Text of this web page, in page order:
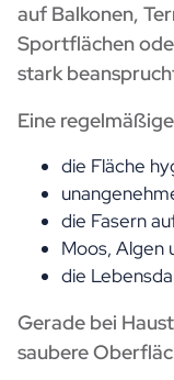
auf Balkonen,
Sportflächen
stark
Eine
die Fläche
die Fasern
Moos, Algen
die
Gerade bei
saubere